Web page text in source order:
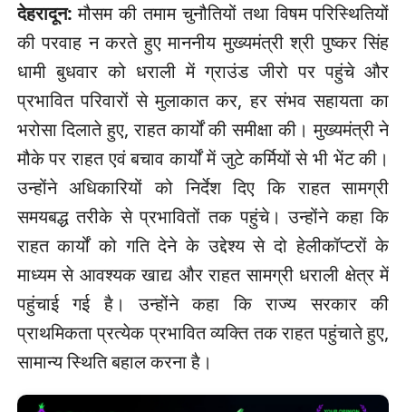
देहरादून:मौसम की तमाम चुनौतियों तथा विषम परिस्थितियों
की परवाह न करते हुए माननीय मुख्यमंत्री श्री पुष्कर सिंह
धामी बुधवार को धराली में ग्राउंड जीरो पर पहुंचे और
प्रभावित परिवारों से मुलाकात कर, हर संभव सहायता का
भरोसा दिलाते हुए, राहत कार्यों की समीक्षा की। मुख्यमंत्री ने
मौके पर राहत एवं बचाव कार्यों में जुटे कर्मियों से भी भेंट की।
उन्होंने अधिकारियों को निर्देश दिए कि राहत सामग्री
समयबद्ध तरीके से प्रभावितों तक पहुंचे। उन्होंने कहा कि
राहत कार्यों को गति देने के उद्देश्य से दो हेलीकॉप्टरों के
माध्यम से आवश्यक खाद्य और राहत सामग्री धराली क्षेत्र में
पहुंचाई गई है। उन्होंने कहा कि राज्य सरकार की
प्राथमिकता प्रत्येक प्रभावित व्यक्ति तक राहत पहुंचाते हुए,
सामान्य स्थिति बहाल करना है।